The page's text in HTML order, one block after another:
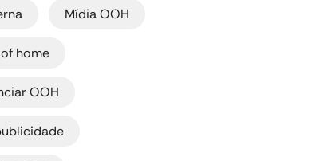
Mídia OOH
home
OOH